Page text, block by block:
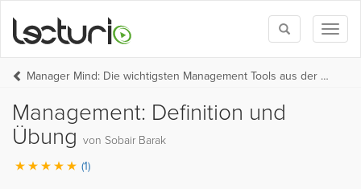
Toggle
search
Manager Mind: Die wichtigsten Management Tools aus der Praxis
Management: Definition und
Übung von Sobair Barak
(1)